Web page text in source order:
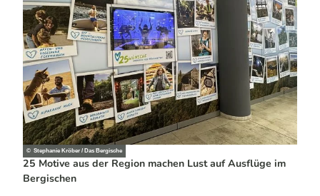
© Stephanie Kröber / Das Bergische
25 Motive aus der Region machen Lust auf Ausflüge im
Bergischen